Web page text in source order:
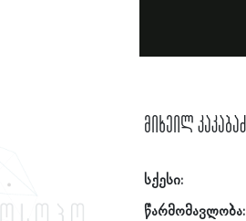
მიხეილ
სქესი:
წარმომავლობა: